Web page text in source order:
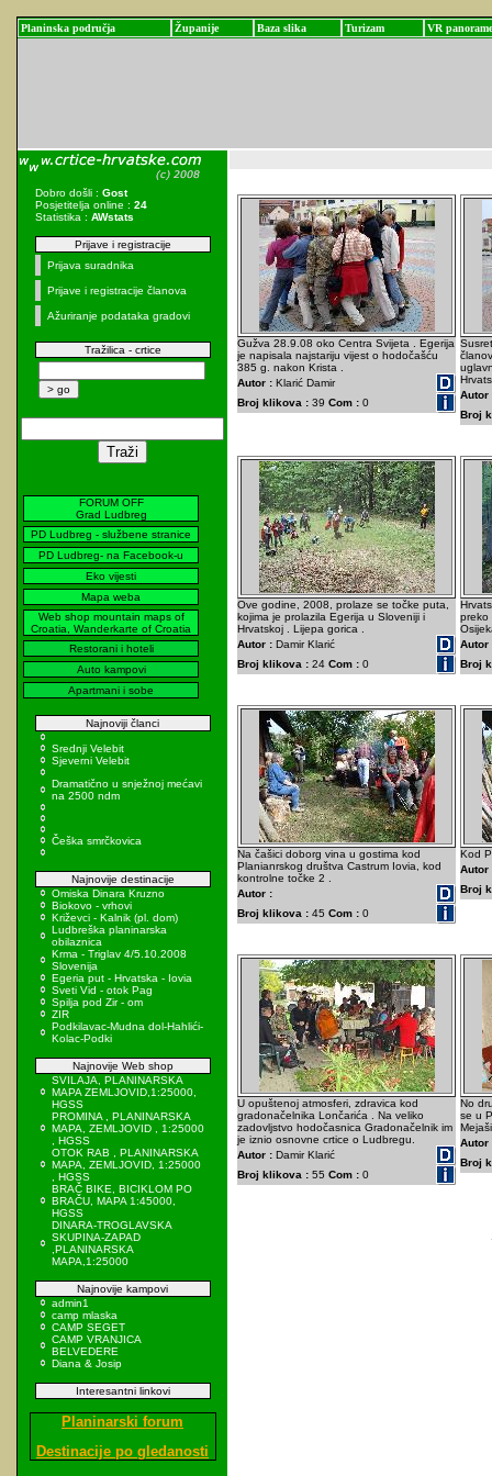
Planinska područja Županije Baza slika Turizam VR panorame
Dobro došli : Gost
Posjetitelja online : 24
Statistika : AWstats
Prijave i registracije
Prijava suradnika
Prijave i registracije članova
Ažuriranje podataka gradovi
Tražilica - crtice
FORUM OFF
Grad Ludbreg
PD Ludbreg - službene stranice
PD Ludbreg- na Facebook-u
Eko vijesti
Mapa weba
Web shop mountain maps of
Croatia, Wanderkarte of Croatia
Restorani i hoteli
Auto kampovi
Apartmani i sobe
Najnoviji članci
Srednji Velebit
Sjeverni Velebit
Dramatično u snježnoj mećavi
na 2500 ndm
Češka smrčkovica
Najnovije destinacije
Omiska Dinara Kruzno
Biokovo - vrhovi
Križevci - Kalnik (pl. dom)
Ludbreška planinarska
obilaznica
Krma - Triglav 4/5.10.2008
Slovenija
Egeria put - Hrvatska - Iovia
Sveti Vid - otok Pag
Spilja pod Zir - om
ZIR
Podkilavac-Mudna dol-Hahlići-
Kolac-Podki
Najnovije Web shop
SVILAJA, PLANINARSKA
MAPA ZEMLJOVID,1:25000,
HGSS
PROMINA , PLANINARSKA
MAPA, ZEMLJOVID , 1:25000
, HGSS
OTOK RAB , PLANINARSKA
MAPA, ZEMLJOVID, 1:25000
, HGSS
BRAČ BIKE, BICIKLOM PO
BRAČU, MAPA 1:45000,
HGSS
DINARA-TROGLAVSKA
SKUPINA-ZAPAD
,PLANINARSKA
MAPA,1:25000
Najnovije kampovi
admin1
camp mlaska
CAMP SEGET
CAMP VRANJICA
BELVEDERE
Diana & Josip
Interesantni linkovi
Planinarski forum
Destinacije po gledanosti
Gužva 28.9.08 oko Centra Svijeta . Egerija
je napisala najstariju vijest o hodočašću
385 g. nakon Krista .
Autor : Klarić Damir
Broj klikova : 39 Com : 0
Autor
Broj
Ove godine, 2008, prolaze se točke puta,
kojima je prolazila Egerija u Sloveniji i
Hrvatskoj . Lijepa gorica .
Autor : Damir Klarić
Broj klikova : 24 Com : 0
preko
Autor
Broj
Na čašici doborg vina u gostima kod
Planianrskog društva Castrum Iovia, kod
kontrolne točke 2 .
Autor :
Broj klikova : 45 Com : 0
Kod
Autor
Broj
U opuštenoj atmosferi, zdravica kod
gradonačelnika Lončarića . Na veliko
zadovljstvo hodočasnica Gradonačelnik im
je iznio osnovne crtice o Ludbregu.
Autor : Damir Klarić
Broj klikova : 55 Com : 0
No
se u
Autor
Broj